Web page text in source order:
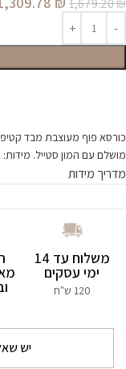
1,679.20₪
כורסא פוף מעוצבת מבד
מושלם עם המון סטייל. מידות: 80/47/82ס"מ
מדריך מידות
משלוח עד 14
ימי עסקים
120 ש"ח
יש